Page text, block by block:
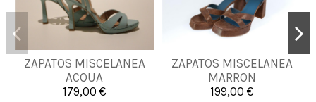
ZAPATOS MISCELANEA
ACQUA
179,00 €
36 40
Añadir al carrito
ZAPATOS MISCELANEA
MARRON
199,00 €
40
Añadir al carrito